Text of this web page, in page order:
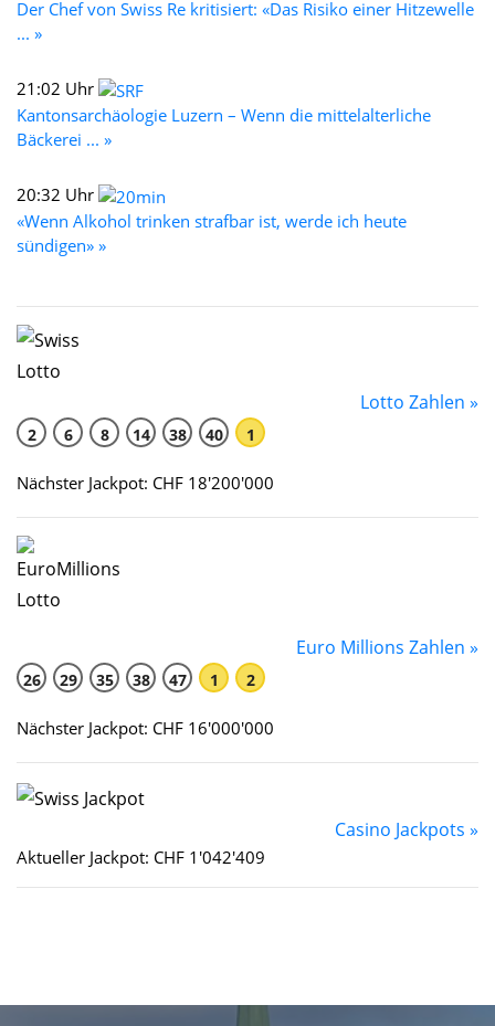
Der Chef von Swiss Re kritisiert: «Das Risiko einer Hitzewelle
... »
21:02 Uhr
Kantonsarchäologie Luzern – Wenn die mittelalterliche
Bäckerei ... »
20:32 Uhr
«Wenn Alkohol trinken strafbar ist, werde ich heute
sündigen» »
Lotto Zahlen »
2 6 8 14 38 40 1
Nächster Jackpot: CHF 18'200'000
Euro Millions Zahlen »
26 29 35 38 47 1 2
Nächster Jackpot: CHF 16'000'000
Casino Jackpots »
Aktueller Jackpot: CHF 1'042'409